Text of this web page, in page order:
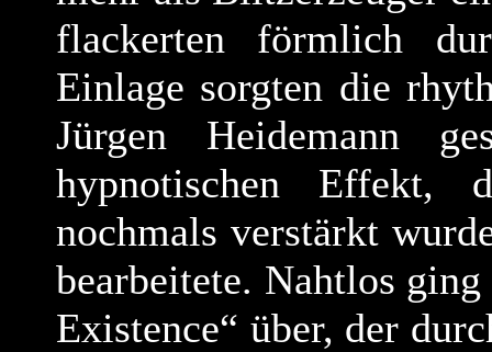
flackerten förmlich
Einlage sorgten die
Jürgen Heidemann
hypnotischen Effekt,
nochmals verstärkt
bearbeitete. Nahtlos
Existence“ über, der